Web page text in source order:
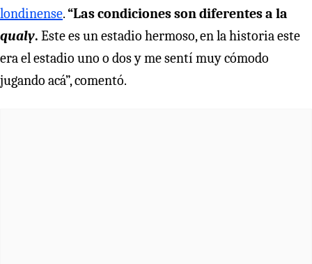
londinense.“Las condiciones son diferentes a la
qualy. Este es un estadio hermoso, en la historia este
era el estadio uno o dos y me sentí muy cómodo
jugando acá”, comentó.